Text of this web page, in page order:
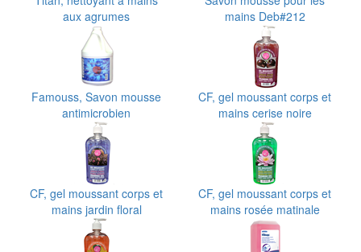
aux agrumes
mains Deb#212
Famouss, Savon mousse
antimicrobien
CF, gel moussant corps et
mains cerise noire
CF, gel moussant corps et
mains jardin floral
CF, gel moussant corps et
mains rosée matinale